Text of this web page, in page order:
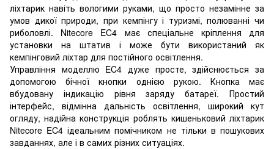
ліхтарик навіть вологими руками, що просто незамінне за
умов дикої природи, при кемпінгу і туризмі, полюванні чи
риболовлі. Nitecore EC4 має спеціальне кріплення для
установки на штатив і може бути використаний як
кемпінговий ліхтар для постійного освітлення.
Управління моделлю EC4 дуже просте, здійснюється за
допомогою бічної кнопки однією рукою. Кнопка має
вбудовану індикацію рівня заряду батареї. Простий
інтерфейс, відмінна дальність освітлення, широкий кут
огляду, надійна конструкція роблять кишеньковий ліхтарик
Nitecore EC4 ідеальним помічником не тільки в пошукових
завданнях, але і в самих різних ситуаціях.